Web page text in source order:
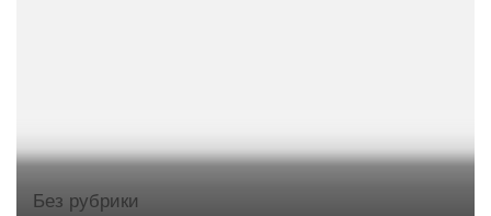
Без рубрики